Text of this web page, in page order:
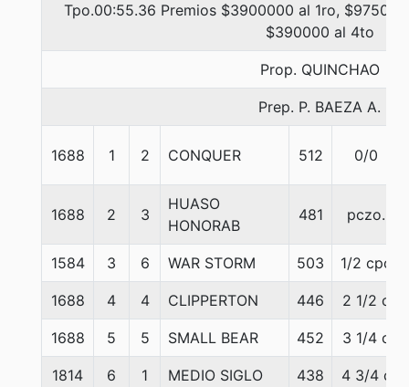
Tpo.00:55.36 Premios $3900000 al 1ro,
$390000 al 4to
Prop. QUINCHAO
Prep. P. BAEZA A.
1688 1 2 CONQUER 512 0/0
1688 2 3
HUASO
HONORAB
481 pczo.
1584 3 6 WAR STORM 503 1/2 cpo
1688 4 4 CLIPPERTON 446 2 1/2 c
1688 5 5 SMALL BEAR 452 3 1/4 c
1814 6 1 MEDIO SIGLO 438 4 3/4 c